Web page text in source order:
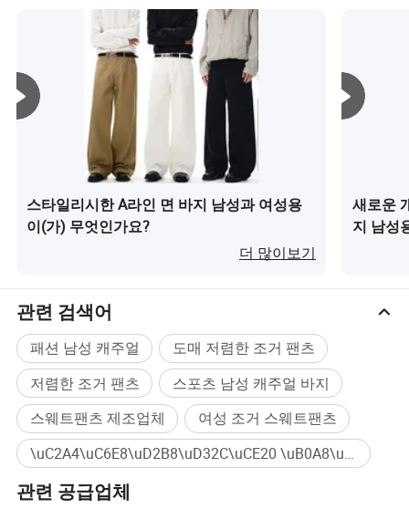
스타일리시한 A라인 면 바지 남성과 여성용
이(가) 무엇인가요?
더 많이보기
새로운
지 남성
관련 검색어
패션 남성 캐주얼
도매 저렴한 조거 팬츠
저렴한 조거 팬츠
스포츠 남성 캐주얼 바지
스웨트팬츠 제조업체
여성 조거 스웨트팬츠
\uC2A4\uC6E8\uD2B8\uD32C\uCE20 \uB0A8\uC131\uC6A9 대량구매
관련 공급업체